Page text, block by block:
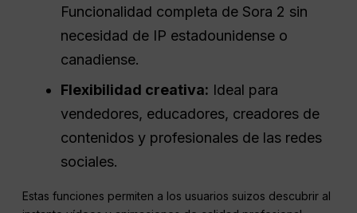
Funcionalidad completa de Sora 2 sin
necesidad de IP estadounidense o
canadiense.
Flexibilidad creativa: Ideal para
vendedores, educadores, creadores de
contenidos y profesionales de las redes
sociales.
Estas funciones permiten a los usuarios suizos descubrir al